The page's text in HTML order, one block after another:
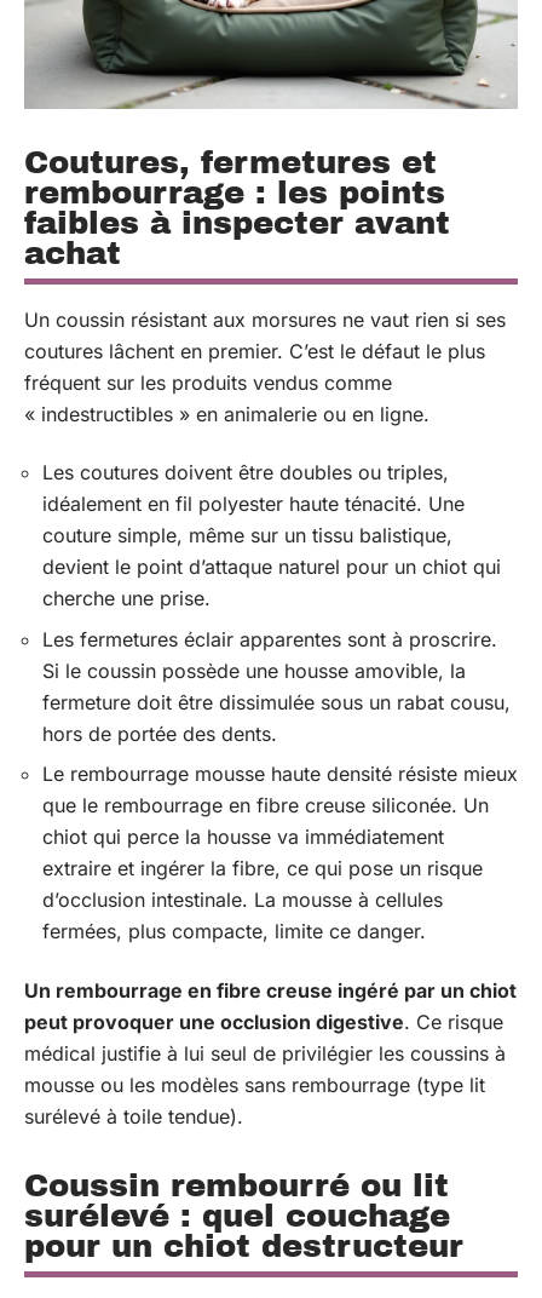
Coutures, fermetures et
rembourrage : les points
faibles à inspecter avant
achat
Un coussin résistant aux morsures ne vaut rien si ses
coutures lâchent en premier. C’est le défaut le plus
fréquent sur les produits vendus comme
« indestructibles » en animalerie ou en ligne.
Les coutures doivent être doubles ou triples,
idéalement en fil polyester haute ténacité. Une
couture simple, même sur un tissu balistique,
devient le point d’attaque naturel pour un chiot qui
cherche une prise.
Les fermetures éclair apparentes sont à proscrire.
Si le coussin possède une housse amovible, la
fermeture doit être dissimulée sous un rabat cousu,
hors de portée des dents.
Le rembourrage mousse haute densité résiste mieux
que le rembourrage en fibre creuse siliconée. Un
chiot qui perce la housse va immédiatement
extraire et ingérer la fibre, ce qui pose un risque
d’occlusion intestinale. La mousse à cellules
fermées, plus compacte, limite ce danger.
Un rembourrage en fibre creuse ingéré par un chiot
peut provoquer une occlusion digestive. Ce risque
médical justifie à lui seul de privilégier les coussins à
mousse ou les modèles sans rembourrage (type lit
surélevé à toile tendue).
Coussin rembourré ou lit
surélevé : quel couchage
pour un chiot destructeur